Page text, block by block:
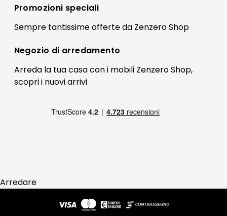
Preferenze Cookies
Termini e condizioni
Contatti
FAQ
Pagamenti
Registrati
Il mio account
Promozioni speciali
Sempre tantissimeofferteda Zenzero Shop
Negozio di arredamento
Arreda la tua casa con i mobili Zenzero Shop,
scopri i nuovi arrivi
Arredare